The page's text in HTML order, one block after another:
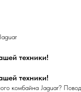
техники!
техники!
комбайна Jaguar?